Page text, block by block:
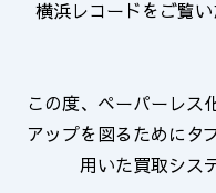
横浜レコードをご覧
この度、ペーパーレス
アップを図るためにタ
用いた買取シス